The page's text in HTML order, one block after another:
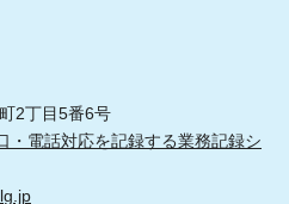
2丁目5番6号
・電話対応を記録する業務記録シ